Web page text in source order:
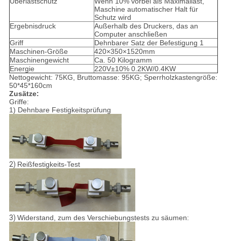
Maschine automatischer Halt für
Schutz wird
Ergebnisdruck
Außerhalb des Druckers, das an
Computer anschließen
Griff
Dehnbarer Satz der Befestigung 1
Maschinen-Größe
420×350×1520mm
Maschinengewicht
Ca. 50 Kilogramm
Energie
220V±10% 0.2KW/0.4KW
Nettogewicht: 75KG, Bruttomasse: 95KG; Sperrholzkastengröße:
50*45*160cm
Zusätze:
Griffe:
1) Dehnbare Festigkeitsprüfung
2) Reißfestigkeits-Test
3) Widerstand, zum des Verschiebungstests zu säumen: